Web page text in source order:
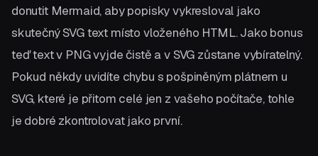
donutit Mermaid, aby popisky vykresloval jako
skutečný SVG text místo vloženého HTML. Jako bonus
teď text v PNG vyjde čistě a v SVG zůstane vybíratelný.
Pokud někdy uvidíte chybu s pošpiněným plátnem u
SVG, které je přitom celé jen z vašeho počítače, tohle
je dobré zkontrolovat jako první.